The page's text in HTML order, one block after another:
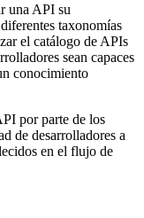
una API su
taxonomías
el catálogo de APIs
sean capaces
conocimiento
por parte de los
de desarrolladores a
en el flujo de